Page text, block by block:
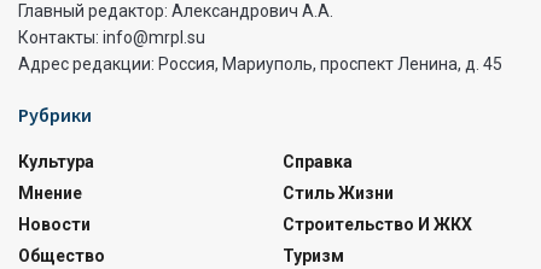
Главный редактор: Александрович А.А.
Контакты: info@mrpl.su
Адрес редакции: Россия, Мариуполь, проспект Ленина, д. 45
Рубрики
Культура
Мнение
Новости
Общество
Справка
Стиль Жизни
Строительство И ЖКХ
Туризм